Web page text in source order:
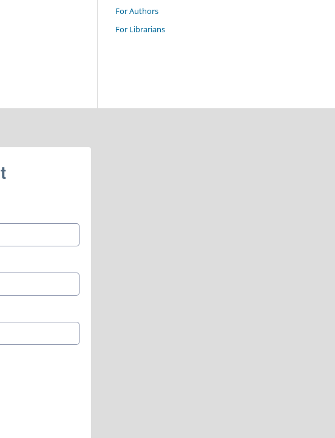
For Authors
For Librarians